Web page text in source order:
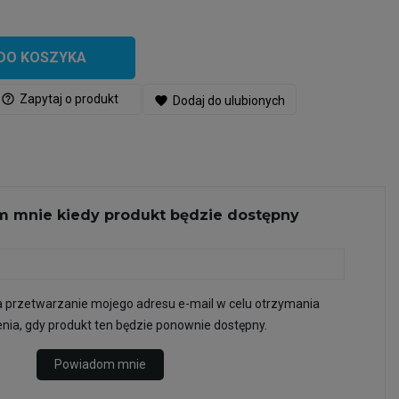
KOSZYKA
help_outline Zapytaj o produkt favorite Dodaj do ulubionych
mnie kiedy produkt będzie dostępny
przetwarzanie mojego adresu e-mail w celu otrzymania
gdy produkt ten będzie ponownie dostępny.
Powiadom mnie